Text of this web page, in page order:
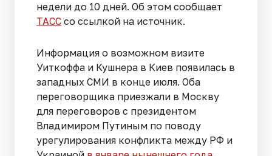
недели до 10 дней. Об этом сообщает
ТАСС со ссылкой на источник.
Информация о возможном визите
Уиткоффа и Кушнера в Киев появилась в
западных СМИ в конце июля. Оба
переговорщика приезжали в Москву
для переговоров с президентом
Владимиром Путиным по поводу
урегулирования конфликта между РФ и